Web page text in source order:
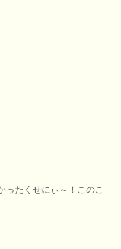
ったくせにぃ～！このこ